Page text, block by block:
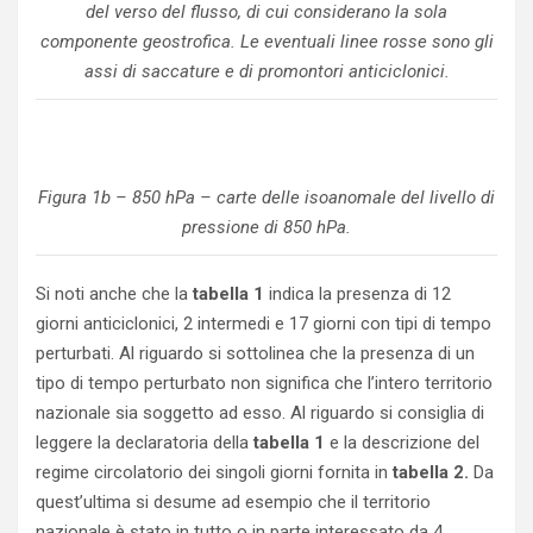
del verso del flusso, di cui considerano la sola
componente geostrofica. Le eventuali linee rosse sono gli
assi di saccature e di promontori anticiclonici.
Figura 1b – 850 hPa – carte delle isoanomale del livello di
pressione di 850 hPa.
Si noti anche che latabella 1 indica la presenza di 12
giorni anticiclonici, 2 intermedi e 17 giorni con tipi di tempo
perturbati. Al riguardo si sottolinea che la presenza di un
tipo di tempo perturbato non significa che l’intero territorio
nazionale sia soggetto ad esso. Al riguardo si consiglia di
leggere la declaratoria dellatabella 1 e la descrizione del
regime circolatorio dei singoli giorni fornita intabella 2. Da
quest’ultima si desume ad esempio che il territorio